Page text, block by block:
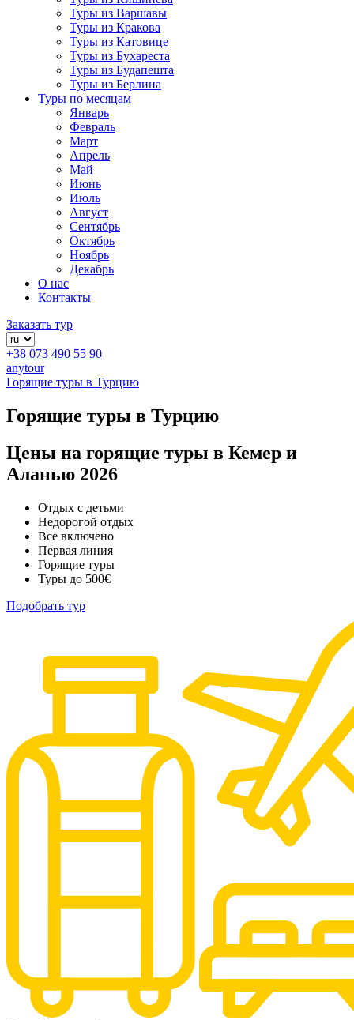
Туры из Варшавы
Туры из Кракова
Туры из Катовице
Туры из Бухареста
Туры из Будапешта
Туры из Берлина
Туры по месяцам
Январь
Февраль
Март
Апрель
Май
Июнь
Июль
Август
Сентябрь
Октябрь
Ноябрь
Декабрь
О нас
Контакты
Заказать тур
+38 073 490 55 90
anytour
Горящие туры в Турцию
Горящие туры в Турцию
Цены на горящие туры в Кемер и
Аланью 2026
Отдых с детьми
Недорогой отдых
Все включено
Первая линия
Горящие туры
Туры до 500€
Подобрать тур